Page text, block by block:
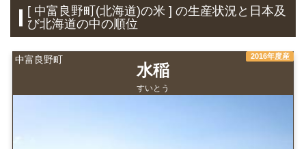
[ 中富良野町(北海道)の米 ] の生産状況と日本及
び北海道の中の順位
中富良野町 2016年度産
水稲
すいとう